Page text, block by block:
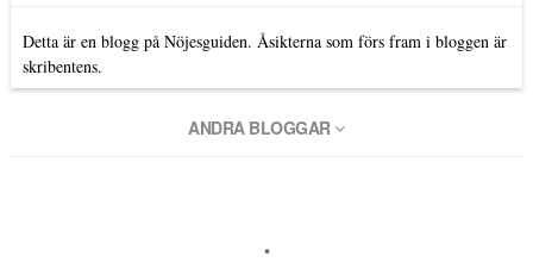
Detta är en blogg på Nöjesguiden. Åsikterna som förs fram i bloggen är
skribentens.
ANDRA BLOGGAR